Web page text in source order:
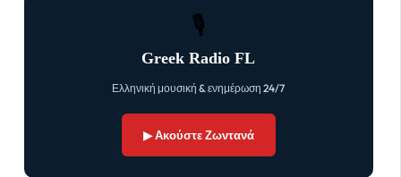
🎙
Greek Radio FL
Ελληνική μουσική & ενημέρωση 24/7
▶ Ακούστε Ζωντανά